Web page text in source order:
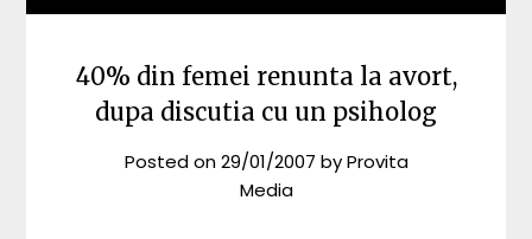
40% din femei renunta la avort,
dupa discutia cu un psiholog
Posted on29/01/2007 byProvita
Media